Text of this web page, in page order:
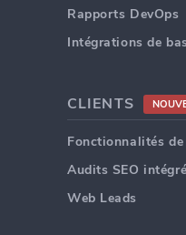
Rapports DevOps
Intégrations de
CLIENTS
Fonctionnalités
Audits SEO
Web Leads